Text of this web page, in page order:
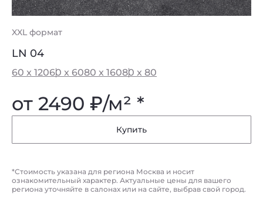
XXL формат
LN 04
60 x 12060 x 6080 x 16080 x 80
от 2490 ₽/м² *
Купить
*Стоимость указана для региона Москва и носит
ознакомительный характер. Актуальные цены для вашего
региона уточняйте в салонах или на сайте, выбрав свой город.